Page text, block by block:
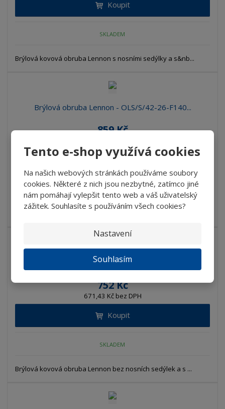
Tento e-shop využívá cookies
Na našich webových stránkách používáme soubory
cookies. Některé z nich jsou nezbytné, zatímco jiné
nám pomáhají vylepšit tento web a váš uživatelský
zážitek. Souhlasíte s používáním všech cookies?
Nastavení
Souhlasím
Koupit
SKLADEM
Brýlová kovová obruba Lennon s nosními sedýlky a s&nb...
Brýlová obruba Lennon - OLS/S/42-26-F140...
859 Kč
Koupit
SKLADEM
Brýlová kovová obruba Lennon s nosními sedýlky a s&nb...
Brýlová obruba Lennon - OL/S/42-26-F140 ...
752 Kč
671,43 Kč bez DPH
Koupit
SKLADEM
Brýlová kovová obruba Lennon bez nosních sedýlek a s ...